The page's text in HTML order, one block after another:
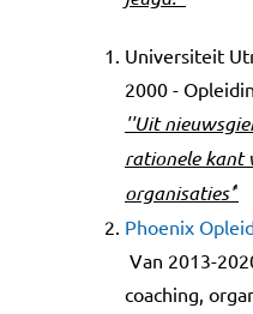
Universiteit
2000 -
''Uit
rationele kant
organisaties''
Phoenix
Van 2013-
coaching,